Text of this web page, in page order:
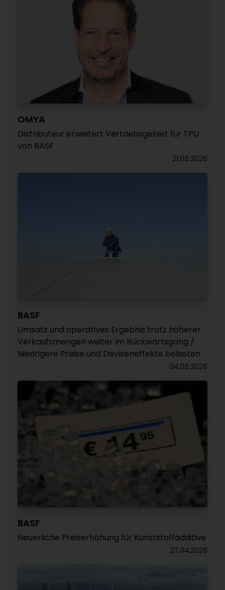
OMYA
Distributeur erweitert Vertriebsgebiet für TPU
von BASF
21.05.2026
BASF
Umsatz und operatives Ergebnis trotz höherer
Verkaufsmengen weiter im Rückwärtsgang /
Niedrigere Preise und Deviseneffekte belasten
04.05.2026
BASF
Neuerliche Preiserhöhung für Kunststoffadditive
27.04.2026